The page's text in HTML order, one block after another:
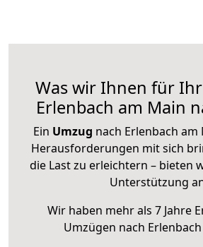
Was wir Ihnen für
Erlenbach am Main
Ein Umzug nach Erlenbach am
Herausforderungen mit sich
die Last zu erleichtern – bieten
Unterstützung
Wir haben mehr als 7 Jahre
Umzügen nach